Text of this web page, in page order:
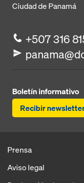
Ciudad de Panamá
+507 316
Boletín informativo
Recibir
Prensa
Aviso legal